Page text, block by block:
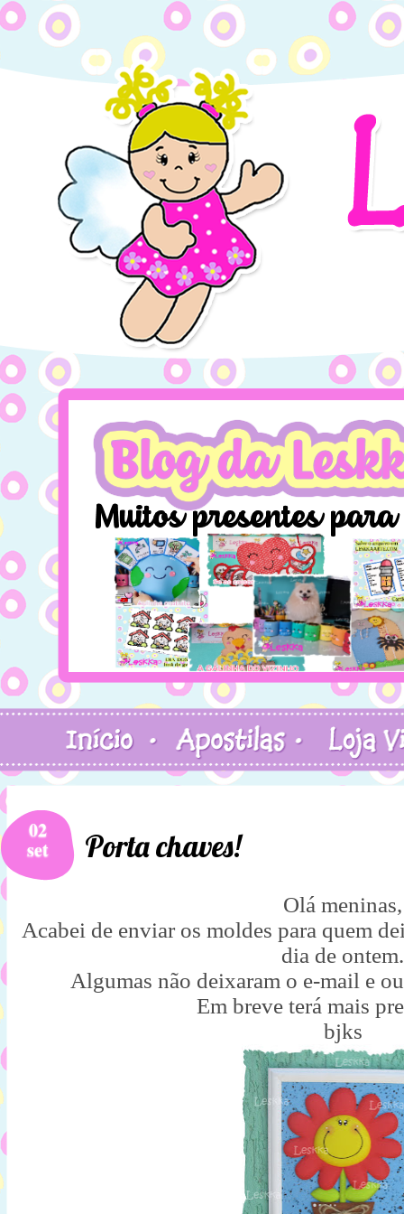
02
set Porta chaves!
Olá meninas,
Acabei de enviar os moldes para quem
dia de ontem.
Algumas não deixaram o e-mail e
Em breve terá mais
bjks